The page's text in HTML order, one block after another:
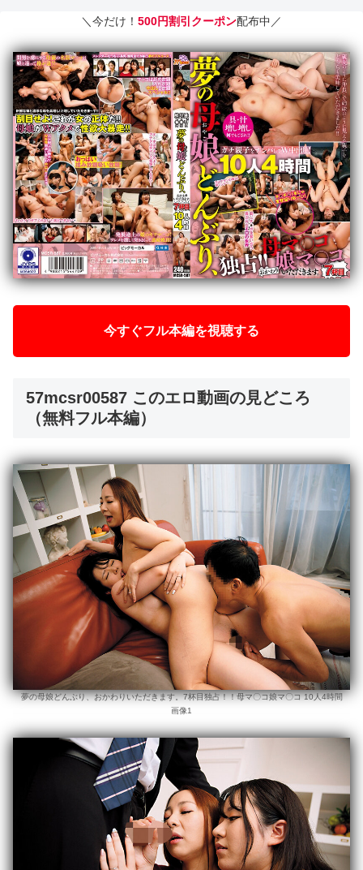
＼今だけ！ 500円割引クーポン配布中／
今すぐフル本編を視聴する
57mcsr00587 このエロ動画の見どころ
（無料フル本編）
夢の母娘どんぶり、おかわりいただきます。7杯目独占！！母マ〇コ娘マ〇コ 10人4時間
画像1